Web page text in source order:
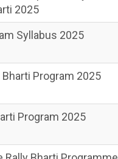
2025
Syllabus 2025
Program 2025
Program 2025